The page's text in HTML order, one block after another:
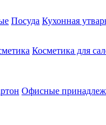
Посуда Кухонная
Косметика для
Офисные